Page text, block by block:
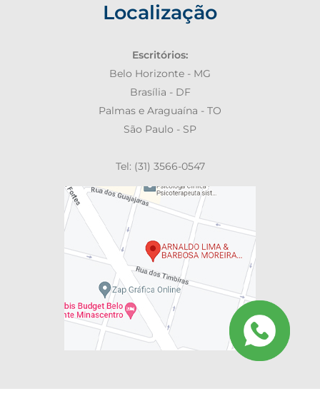
Localização
Escritórios:
Belo Horizonte - MG
Brasília - DF
Palmas e Araguaína - TO
São Paulo - SP
Tel: (31) 3566-0547